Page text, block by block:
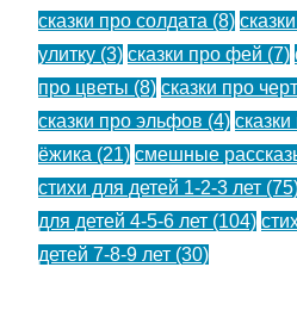
сказки про солдата (8)
улитку (3) сказки про фей (7)
про цветы (8) сказки про
сказки про эльфов (4)
ёжика (21) смешные
стихи для детей 1-2-3 лет
для детей 4-5-6 лет (104)
детей 7-8-9 лет (30)